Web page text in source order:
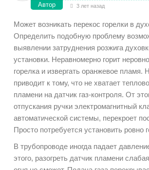
Автор 3 лет назад
Может возникать перекос горелки в
Определить подобную проблему
выявлении затруднения розжига
установки. Неравномерно горит
горелка и извергать оранжевое пламя.
приводит к тому, что не хватает
пламени на датчик газ-контроля. От
отпускания ручки электромагнитный
автоматической системы, перекроет
Просто потребуется установить ровно
В трубопроводе иногда падает
этого, разогреть датчик пламени